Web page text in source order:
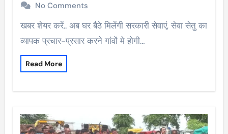
No Comments
खबर शेयर करें.. अब घर बैठे मिलेंगी सरकारी सेवाएं, सेवा सेतु का
व्यापक प्रचार-प्रसार करने गांवों मे होगी…
Read More